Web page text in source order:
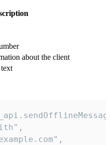
about the client